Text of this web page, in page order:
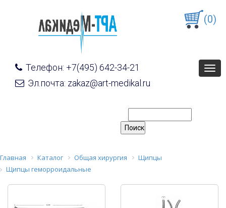
Телефон: +7(495) 642-34-21
Эл.почта: zakaz@art-medikal.ru
(0)
Главная Каталог Общая хирургия
Щипцы
Щипцы геморроидальные